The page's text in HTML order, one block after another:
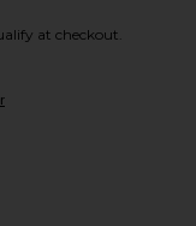
at checkout.